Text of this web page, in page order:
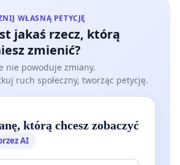
WŁASNĄ PETYCJĘ
jakaś rzecz, którą
zmienić?
nie powoduje zmiany.
ruch społeczny, tworząc petycję.
którą chcesz zobaczyć
AI